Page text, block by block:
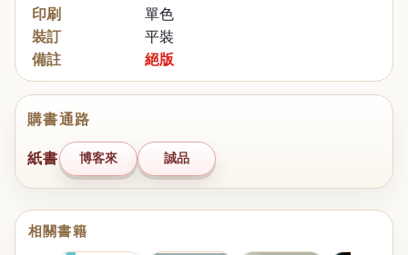
印刷
單色
裝訂
平裝
備註
絕版
購書通路
紙書 博客來 誠品
相關書籍